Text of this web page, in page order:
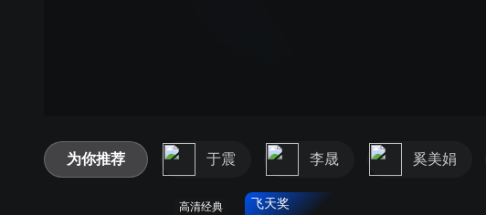
为你推荐 于震 李晟 奚美娟
高清经典 飞天奖